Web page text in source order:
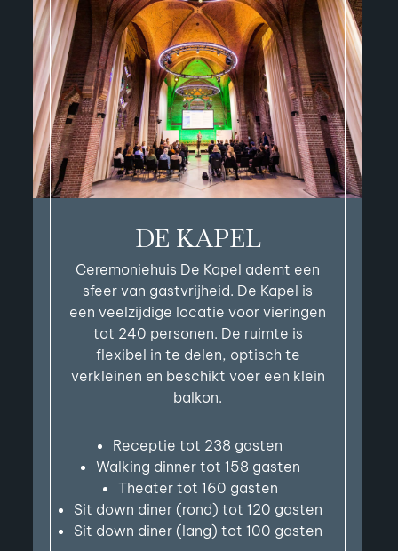
DE KAPEL
Ceremoniehuis De Kapel ademt een
sfeer van gastvrijheid. De Kapel is
een veelzijdige locatie voor vieringen
tot 240 personen. De ruimte is
flexibel in te delen, optisch te
verkleinen en beschikt voer een klein
balkon.
Receptie tot 238 gasten
Walking dinner tot 158 gasten
Theater tot 160 gasten
Sit down diner (rond) tot 120 gasten
Sit down diner (lang) tot 100 gasten